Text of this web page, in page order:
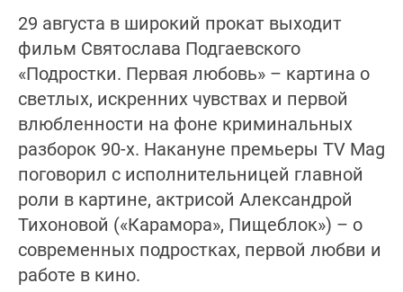
29 августа в широкий прокат выходит
фильм Святослава Подгаевского
«Подростки. Первая любовь» – картина о
светлых, искренних чувствах и первой
влюбленности на фоне криминальных
разборок 90-х. Накануне премьеры TV Mag
поговорил с исполнительницей главной
роли в картине, актрисой Александрой
Тихоновой («Карамора», Пищеблок») – о
современных подростках, первой любви и
работе в кино.